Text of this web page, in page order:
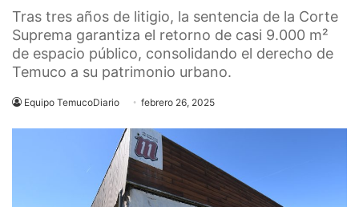
Tras tres años de litigio, la sentencia de la Corte
Suprema garantiza el retorno de casi 9.000 m²
de espacio público, consolidando el derecho de
Temuco a su patrimonio urbano.
Equipo TemucoDiario febrero 26, 2025